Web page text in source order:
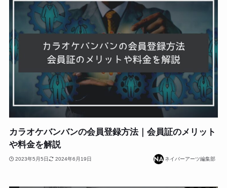
カラオケバンバンの会員登録方法｜会員証のメリット
や料金を解説
2023年5月5日 2024年6月19日 ネイバーアーツ編集部